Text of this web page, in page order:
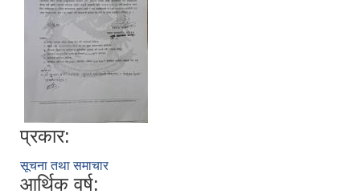
प्रकार:
सूचना तथा समाचार
आर्थिक वर्ष: